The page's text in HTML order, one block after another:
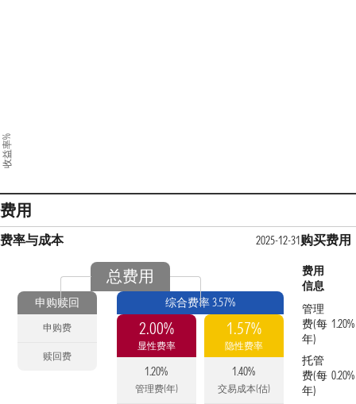
收益率%
费用
费率与成本 2025-12-31
总费用
申购赎回
申购费
赎回费
综合费率 3.57%
2.00%
显性费率
1.20%
管理费(年)
1.57%
隐性费率
1.40%
交易成本(估)
购买费用
费用
信息
管理
费(每
年)
1.20%
托管
费(每
年)
0.20%